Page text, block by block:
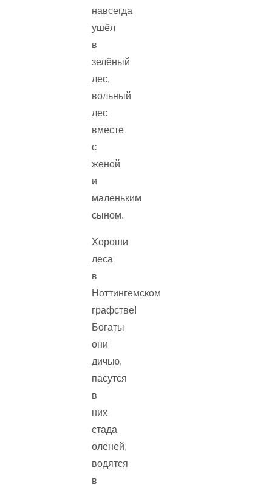
навсегда
ушёл
в
зелёный
лес,
вольный
лес
вместе
с
женой
и
маленьким
сыном.
Хороши
леса
в
Ноттингемском
графстве!
Богаты
они
дичью,
пасутся
в
них
стада
оленей,
водятся
в